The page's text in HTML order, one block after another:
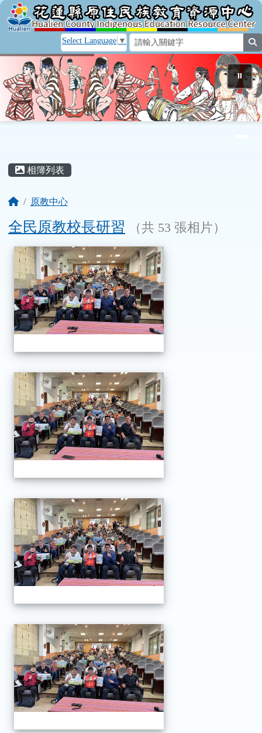
跳至主內容區
花蓮縣原住民族教育資源中心
Select Language ▼
⏸
主內容區域
相簿列表
回首頁原教中心
全民原教校長研習 （共 53 張相片）
相簿列表
全民原教校長研習
頁尾區域